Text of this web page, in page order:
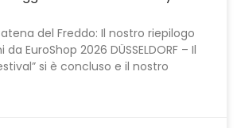
del Freddo: Il nostro riepilogo
EuroShop 2026 DÜSSELDORF – Il
si è concluso e il nostro